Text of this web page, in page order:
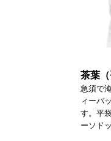
茶葉（
急須で
ィーバ
す。平
ーソド